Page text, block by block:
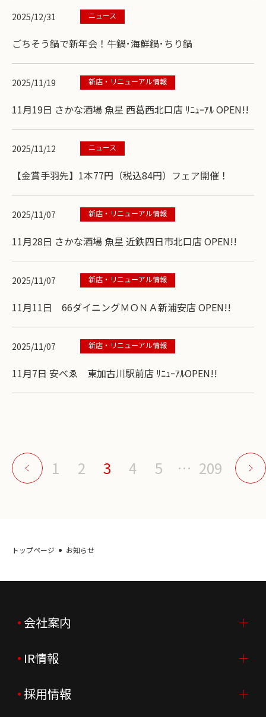
2025/12/31 ニュース
ごちそう鍋で新年会！牛鍋･海鮮鍋･ちり鍋
2025/11/19 新店・リニューアル情報
11月19日 さかな酒場 魚星 西葛西北口店 ﾘﾆｭｰｱﾙ OPEN!!
2025/11/12 ニュース
【金賞手羽先】1本77円（税込84円）フェア開催！
2025/11/07 新店・リニューアル情報
11月28日 さかな酒場 魚星 近鉄四日市北口店 OPEN!!
2025/11/07 新店・リニューアル情報
11月11日 66ダイニングＭＯＮＡ新浦安店 OPEN!!
2025/11/07 新店・リニューアル情報
11月7日 安べゑ 東加古川駅前店 ﾘﾆｭｰｱﾙOPEN!!
1 2 3 4 5 … 209
トップページ お知らせ
会社案内
会社案内TOP
ご挨拶
IR情報
IR情報TOP
採用情報